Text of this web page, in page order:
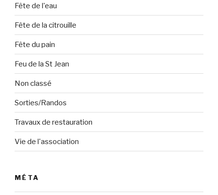
Fête de l'eau
Fête de la citrouille
Fête du pain
Feu de la St Jean
Non classé
Sorties/Randos
Travaux de restauration
Vie de l'association
MÉTA